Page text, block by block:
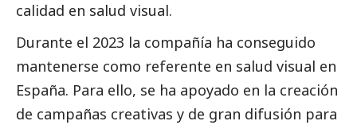
calidad en salud visual.
Durante el 2023 la compañía ha conseguido
mantenerse como referente en salud visual en
España. Para ello, se ha apoyado en la creación
de campañas creativas y de gran difusión para